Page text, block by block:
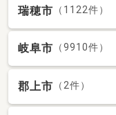
瑞穂市 （1122件）
岐阜市 （9910件）
郡上市 （2件）